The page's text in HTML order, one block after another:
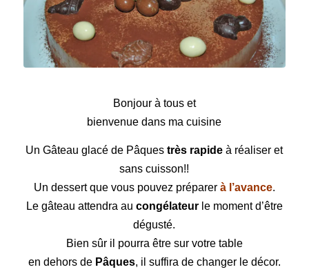
Bonjour à tous et
bienvenue dans ma cuisine
Un Gâteau glacé de Pâques très rapide à réaliser et
sans cuisson!!
Un dessert que vous pouvez préparer à l’avance.
Le gâteau attendra au congélateur le moment d’être
dégusté.
Bien sûr il pourra être sur votre table
en dehors de Pâques, il suffira de changer le décor.